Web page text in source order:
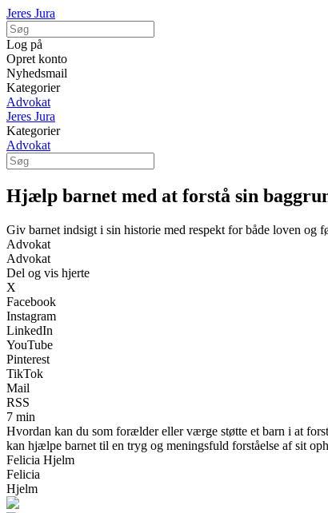
Jeres Jura
Log på
Opret konto
Nyhedsmail
Kategorier
Advokat
Jeres Jura
Kategorier
Advokat
Hjælp barnet med at forstå sin
Giv barnet indsigt i sin historie med respekt for både loven og
Advokat
Advokat
Del og vis hjerte
X
Facebook
Instagram
LinkedIn
YouTube
Pinterest
TikTok
Mail
RSS
7 min
Hvordan kan du som forælder eller værge støtte et barn i at
kan hjælpe barnet til en tryg og meningsfuld forståelse af sit
Felicia Hjelm
Felicia
Hjelm